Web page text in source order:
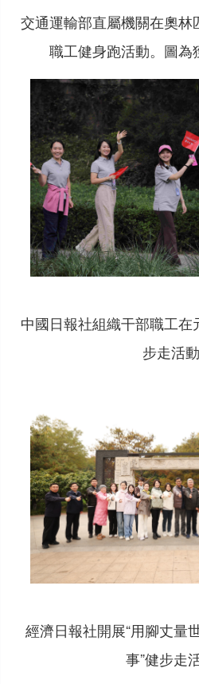
交通運輸部直屬機關在奧
職工健身跑活動。圖為
中國日報社組織干部職工
步走活動
經濟日報社開展“用腳丈量
事”健步走